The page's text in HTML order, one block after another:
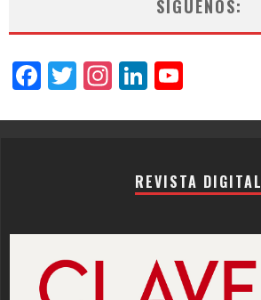
SÍGUENOS:
Facebook
Twitter
Instagram
LinkedIn
REVISTA DIGITAL